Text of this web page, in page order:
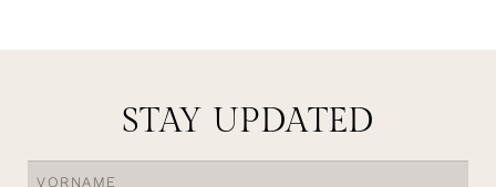
STAY UPDATED